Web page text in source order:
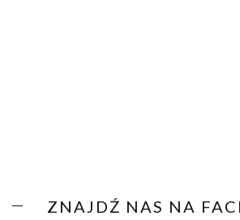
ZNAJDŹ NAS NA